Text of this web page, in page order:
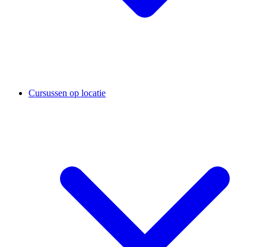
Cursussen op locatie